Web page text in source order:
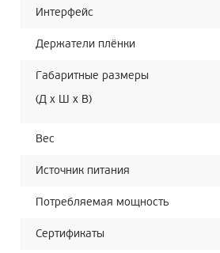
Интерфейс
Держатели плёнки
Габаритные размеры
(Д x Ш x В)
Вес
Источник питания
Потребляемая мощность
Сертификаты